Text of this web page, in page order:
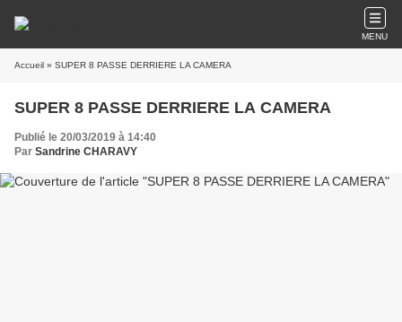
MENU
Accueil » SUPER 8 PASSE DERRIERE LA CAMERA
SUPER 8 PASSE DERRIERE LA CAMERA
Publié le 20/03/2019 à 14:40
Par Sandrine CHARAVY